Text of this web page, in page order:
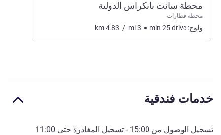
محطة سانت بانكراس الدولية
محطة قطارات
ولوج: km4.83 / mi3 min 25drive
خدمات فندقية
تسجيل الوصول من 15:00 - تسجيل المغادرة حتى 11:00